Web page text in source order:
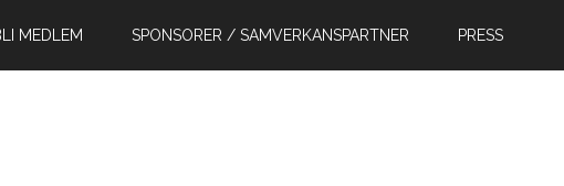
MEDLEM SPONSORER / SAMVERKANSPARTNER PRESS